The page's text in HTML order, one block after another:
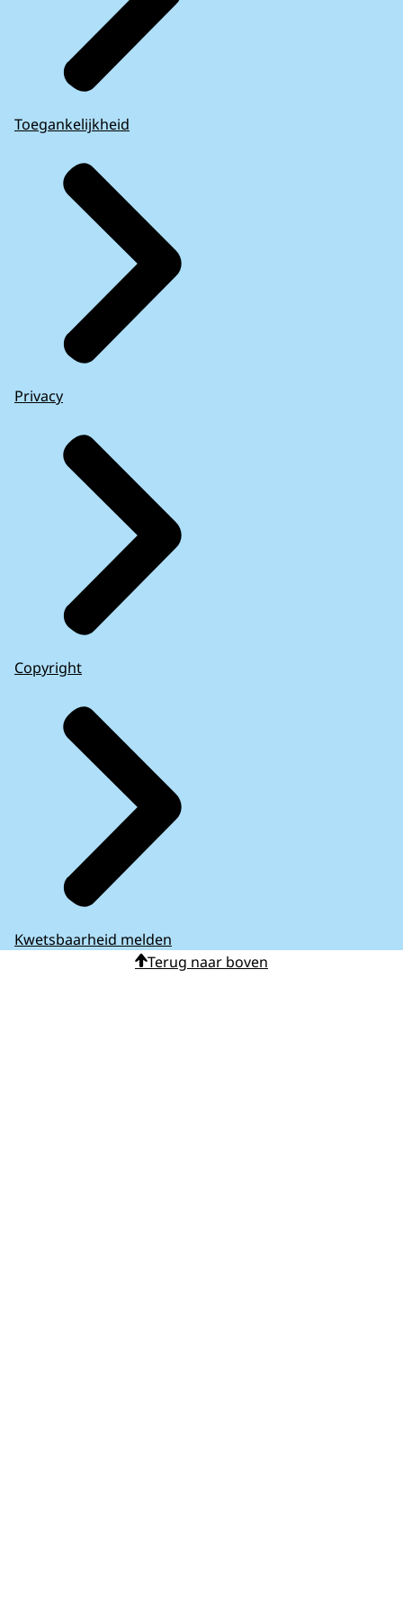
Toegankelijkheid
Privacy
Copyright
Kwetsbaarheid melden
Terug naar boven